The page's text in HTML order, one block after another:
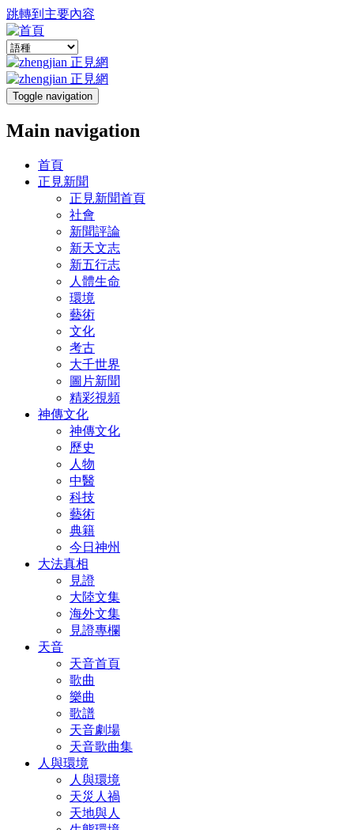
跳轉到主要內容
Toggle navigation
Main navigation
首頁
正見新聞
正見新聞首頁
社會
新聞評論
新天文志
新五行志
人體生命
環境
藝術
文化
考古
大千世界
圖片新聞
精彩視頻
神傳文化
神傳文化
歷史
人物
中醫
科技
藝術
典籍
今日神州
大法真相
見證
大陸文集
海外文集
見證專欄
天音
天音首頁
歌曲
樂曲
歌譜
天音劇場
天音歌曲集
人與環境
人與環境
天災人禍
天地與人